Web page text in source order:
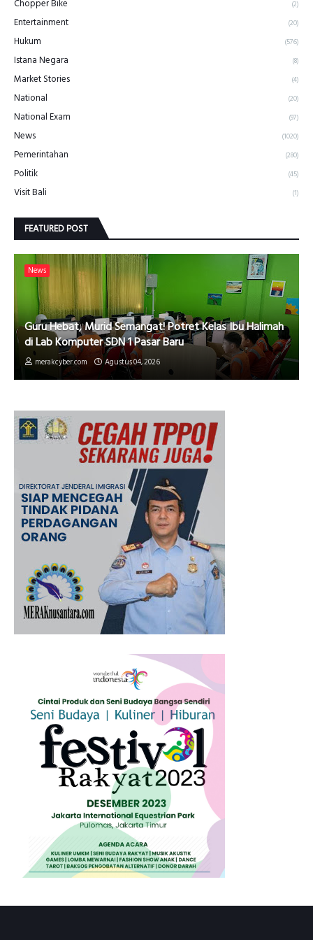
Chopper Bike (2)
Entertainment (20)
Hukum (576)
Istana Negara (8)
Market Stories (4)
National (20)
National Exam (97)
News (1020)
Pemerintahan (280)
Politik (45)
Visit Bali (1)
FEATURED POST
News
Guru Hebat, Murid Semangat! Potret Kelas Ibu Halimah
di Lab Komputer SDN 1 Pasar Baru
merakcyber.com Agustus 04, 2026